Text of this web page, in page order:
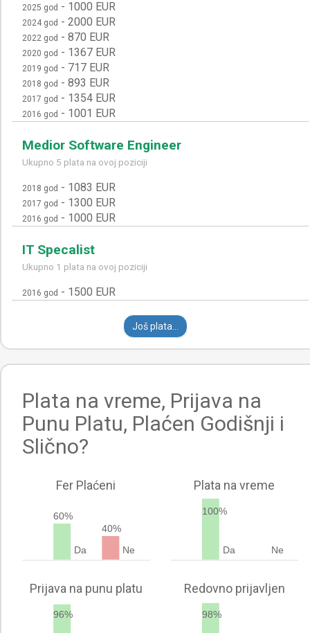
2025 god - 1000 EUR
2024 god - 2000 EUR
2022 god - 870 EUR
2020 god - 1367 EUR
2019 god - 717 EUR
2018 god - 893 EUR
2017 god - 1354 EUR
2016 god - 1001 EUR
Medior Software Engineer
Ukupno 5 plata na ovoj poziciji
2018 god - 1083 EUR
2017 god - 1300 EUR
2016 god - 1000 EUR
IT Specalist
Ukupno 1 plata na ovoj poziciji
2016 god - 1500 EUR
Još plata...
Plata na vreme, Prijava na
Punu Platu, Plaćen Godišnji i
Slično?
Fer Plaćeni
60%
Da
40%
Ne
Plata na vreme
100%
Da Ne
Prijava na punu platu
96%
Redovno prijavljen
98%